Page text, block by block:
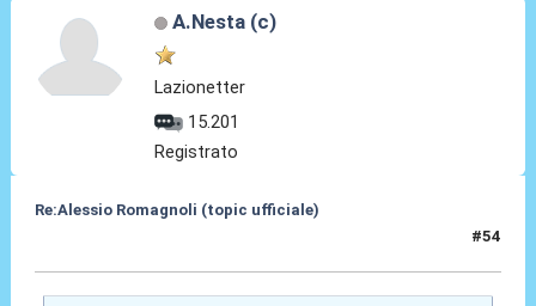
A.Nesta (c)
Lazionetter
15.201
Registrato
Re:Alessio Romagnoli (topic ufficiale)
#54